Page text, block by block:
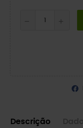
Descrição